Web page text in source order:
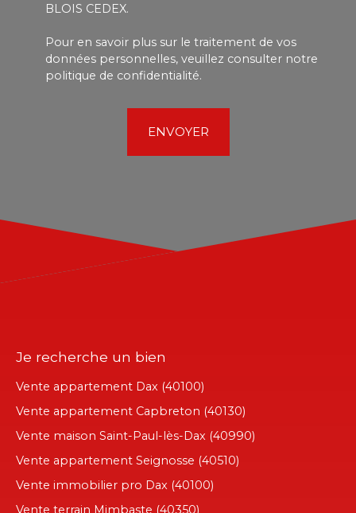
BLOIS CEDEX.
Pour en savoir plus sur le traitement de vos
données personnelles, veuillez consulter notre
politique de confidentialité.
ENVOYER
Je recherche un bien
Vente appartement Dax (40100)
Vente appartement Capbreton (40130)
Vente maison Saint-Paul-lès-Dax (40990)
Vente appartement Seignosse (40510)
Vente immobilier pro Dax (40100)
Vente terrain Mimbaste (40350)